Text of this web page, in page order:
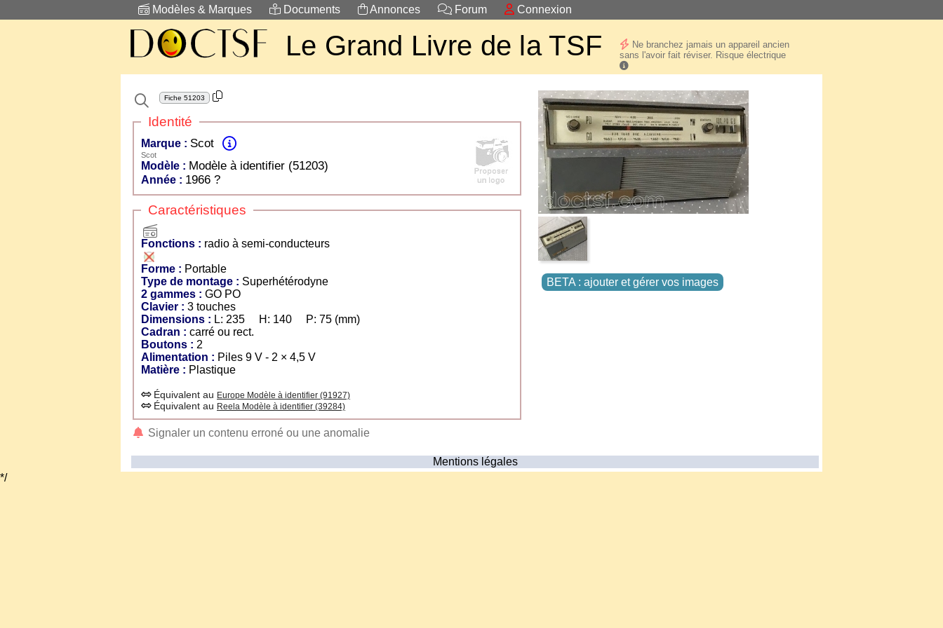
Modèles & Marques Documents Annonces Forum Connexion
Le Grand Livre de la TSF
Ne branchez jamais un appareil ancien
sans l'avoir fait réviser. Risque électrique
Fiche 51203
Identité
Marque : Scot
Scot
Modèle : Modèle à identifier (51203)
Année : 1966 ?
Caractéristiques
Fonctions : radio à semi-conducteurs
Forme : Portable
Type de montage : Superhétérodyne
2 gammes :
GO PO
Clavier : 3 touches
Dimensions : L: 235 H: 140 P: 75 (mm)
Cadran : carré ou rect.
Boutons : 2
Alimentation :
Piles 9 V - 2 × 4,5 V
Matière : Plastique
Équivalent au Europe Modèle à identifier (91927)
Équivalent au Reela Modèle à identifier (39284)
Signaler un contenu erroné ou une anomalie
BETA : ajouter et gérer vos images
Mentions légales
*/